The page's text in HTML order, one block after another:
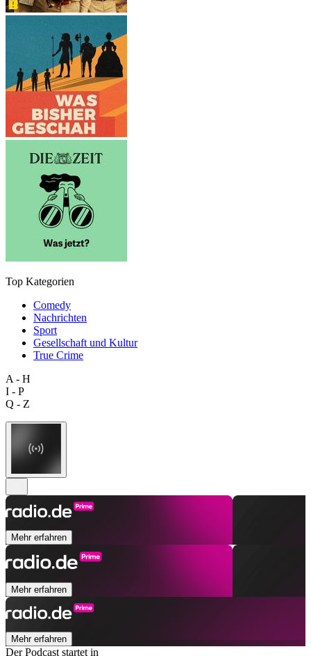
Top Kategorien
Comedy
Nachrichten
Sport
Gesellschaft und Kultur
True Crime
A - H
I - P
Q - Z
Mehr erfahren
Mehr erfahren
Mehr erfahren
Der Podcast startet in